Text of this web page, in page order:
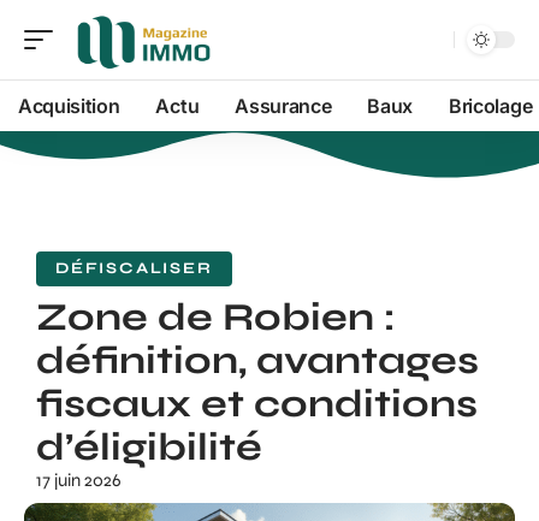
Acquisition Actu Assurance Baux Bricolage
DÉFISCALISER
Zone de Robien :
définition, avantages
fiscaux et conditions
d’éligibilité
17 juin 2026